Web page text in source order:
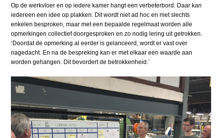
Op de werkvloer en op iedere kamer hangt een verbeterbord. Daar kan
iedereen een idee op plakken. Dit wordt niet ad hoc en met slechts
enkelen besproken, maar met een bepaalde regelmaat worden alle
opmerkingen collectief doorgesproken en zo nodig lering uit getrokken.
‘Doordat de opmerking al eerder is gelanceerd, wordt er vast over
nagedacht. En na de bespreking kan er met elkaar een waarde aan
worden gehangen. Dit bevordert de betrokkenheid.’